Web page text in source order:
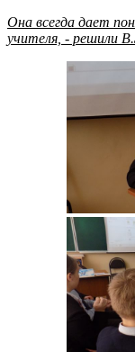
Она всегда дает
учителя, - решили